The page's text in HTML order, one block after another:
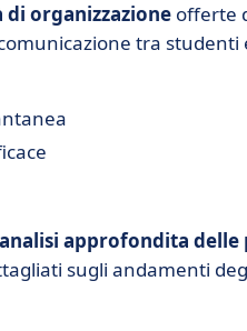
organizzazione offerte
tra studenti
analisi approfondita
sugli andamenti